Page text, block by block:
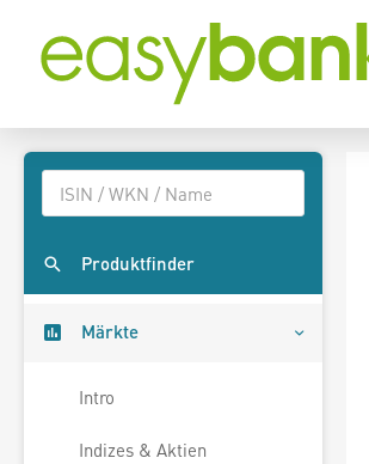
Produktfinder
Märkte
Intro
Indizes & Aktien